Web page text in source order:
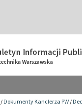
/Dokumenty Kanclerza PW/